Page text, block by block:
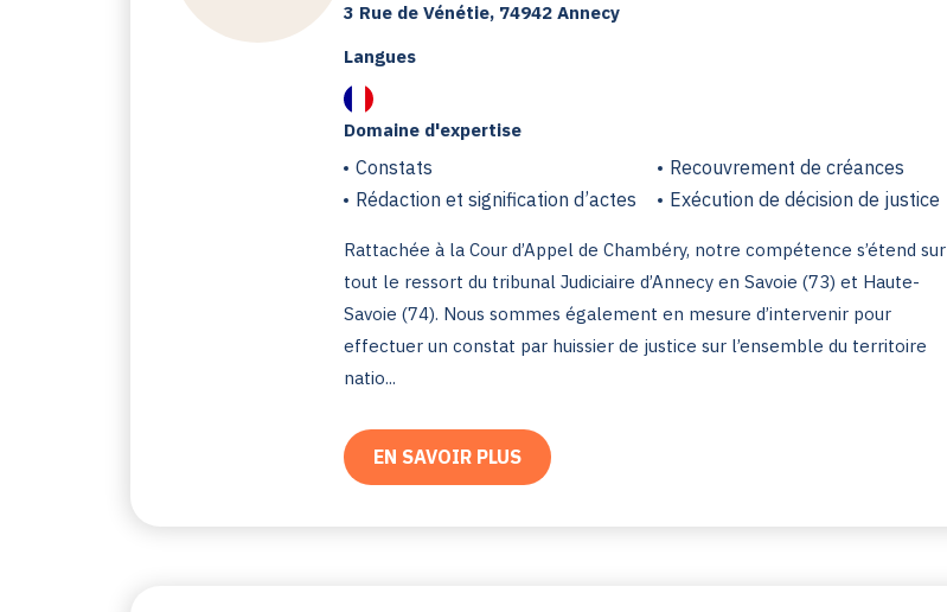
3 Rue de Vénétie, 74942 Annecy
Domaine d'expertise
Constats
Recouvrement de créances
Rédaction et signification d’actes
Exécution de décision de justice
Langues
Rattachée à la Cour d’Appel de Chambéry, notre compétence s’étend sur
tout le ressort du tribunal Judiciaire d’Annecy en Savoie (73) et Haute-
Savoie (74). Nous sommes également en mesure d’intervenir pour
effectuer un constat par huissier de justice sur l’ensemble du territoire
natio...
EN SAVOIR PLUS